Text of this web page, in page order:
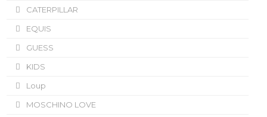
CATERPILLAR
EQUIS
GUESS
KIDS
Loup
MOSCHINO LOVE